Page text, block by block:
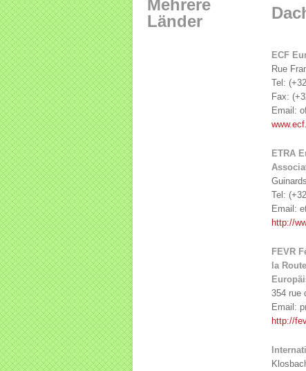
Mehrere
Länder
ECF
Rue
Tel:
Fax:
Email:
ETRA
Tel:
Email:
http://
FEVR
la Route
354 rue
Email:
http://